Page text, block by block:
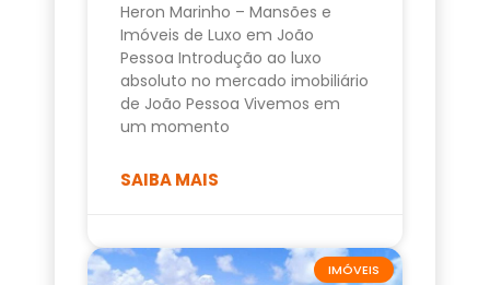
Heron Marinho – Mansões e
Imóveis de Luxo em João
Pessoa Introdução ao luxo
absoluto no mercado imobiliário
de João Pessoa Vivemos em
um momento
SAIBA MAIS
IMÓVEIS